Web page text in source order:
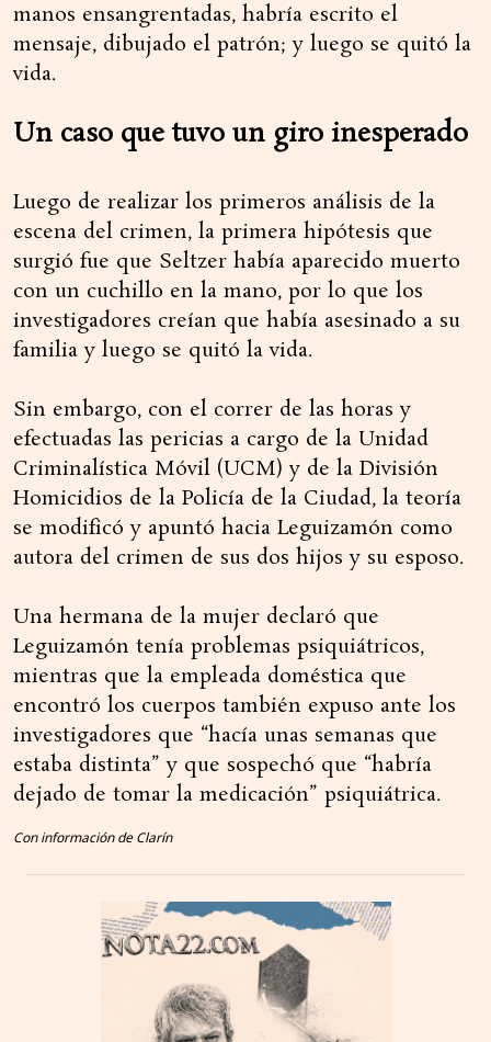
manos ensangrentadas, habría escrito el
mensaje, dibujado el patrón; y luego se quitó la
vida.
Un caso que tuvo un giro inesperado
Luego de realizar los primeros análisis de la
escena del crimen, la primera hipótesis que
surgió fue que Seltzer había aparecido muerto
con un cuchillo en la mano, por lo que los
investigadores creían que había asesinado a su
familia y luego se quitó la vida.
Sin embargo, con el correr de las horas y
efectuadas las pericias a cargo de la Unidad
Criminalística Móvil (UCM) y de la División
Homicidios de la Policía de la Ciudad, la teoría
se modificó y apuntó hacia Leguizamón como
autora del crimen de sus dos hijos y su esposo.
Una hermana de la mujer declaró que
Leguizamón tenía problemas psiquiátricos,
mientras que la empleada doméstica que
encontró los cuerpos también expuso ante los
investigadores que “hacía unas semanas que
estaba distinta” y que sospechó que “habría
dejado de tomar la medicación” psiquiátrica.
Con información de Clarín